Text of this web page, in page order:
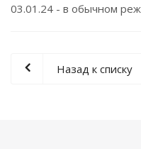
03.01.24 - в обычном
Назад к списку